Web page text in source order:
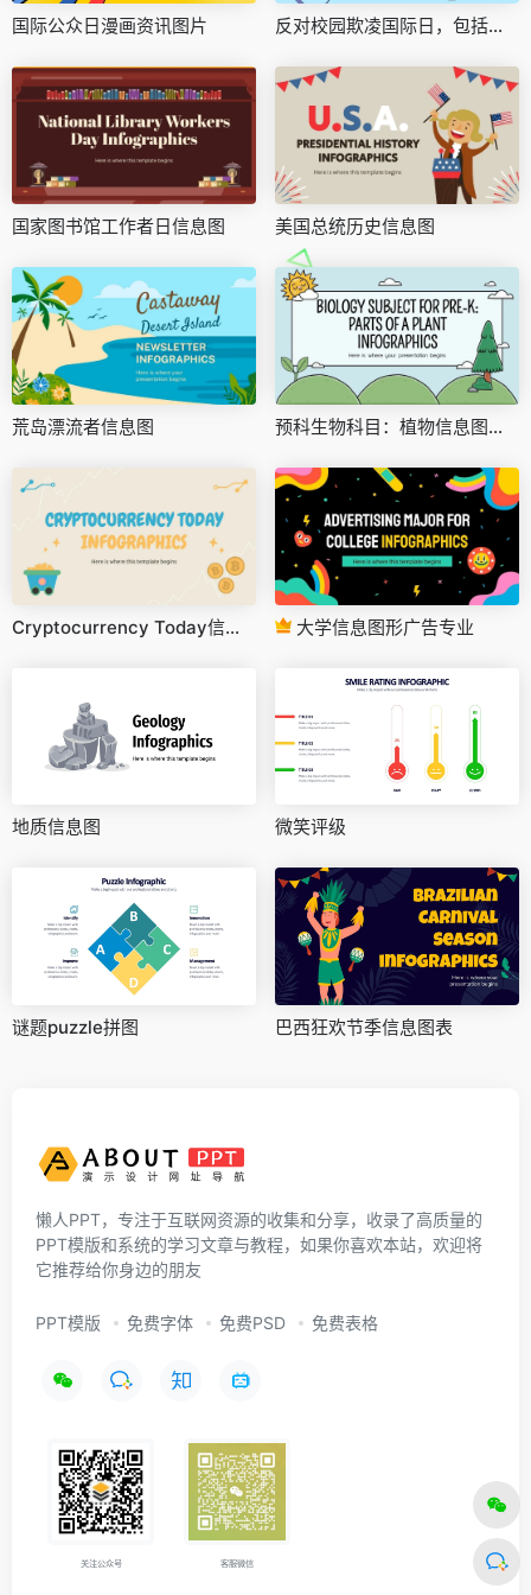
国际公众日漫画资讯图片 反对校园欺凌国际日，包括网络欺凌信息图
国家图书馆工作者日信息图 美国总统历史信息图
荒岛漂流者信息图 预科生物科目：植物信息图的一部分
Cryptocurrency Today信息图形 大学信息图形广告专业
地质信息图 微笑评级
谜题puzzle拼图 巴西狂欢节季信息图表
懒人PPT，专注于互联网资源的收集和分享，收录了高质量的
PPT模版和系统的学习文章与教程，如果你喜欢本站，欢迎将
它推荐给你身边的朋友
PPT模版 免费字体 免费PSD 免费表格
关注公众号 客服微信